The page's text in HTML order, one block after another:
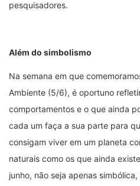
pesquisadores.
Além do simbolismo
Na semana em que
Ambiente (5/6), é oportuno
comportamentos e o que ainda
cada um faça a sua parte para
consigam viver em um planeta
naturais como os que ainda
junho, não seja apenas